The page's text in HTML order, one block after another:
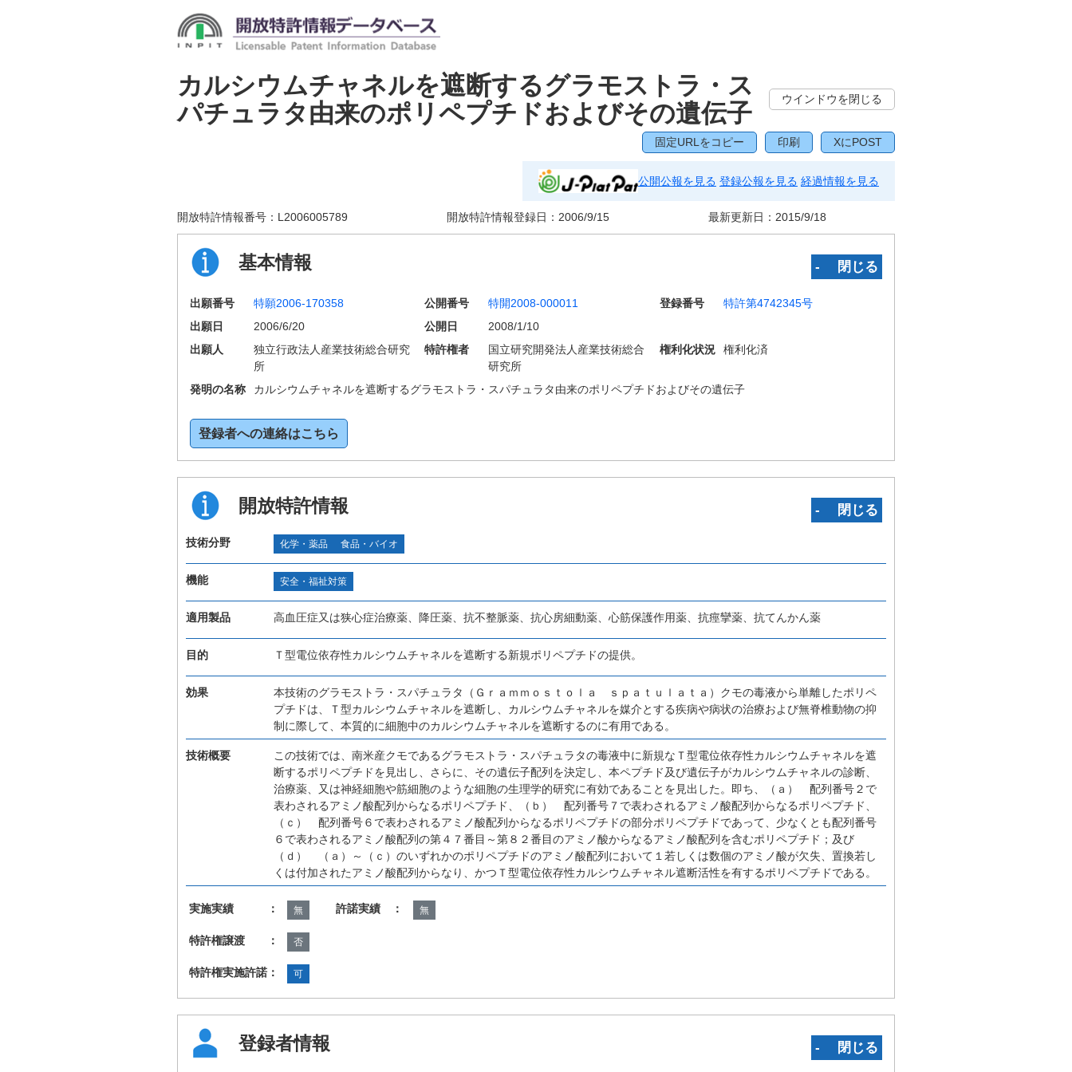
カルシウムチャネルを遮断するグラモストラ・ス
パチュラタ由来のポリペプチドおよびその遺伝子
ウインドウを閉じる
固定URLをコピー 印刷 XにPOST
公開公報を見る 登録公報を見る 経過情報を見る
開放特許情報番号： L2006005789 開放特許情報登録日： 2006/9/15 最新更新日： 2015/9/18
基本情報 ‐ 閉じる
出願番号 特願2006-170358 公開番号 特開2008-000011 登録番号
特許第4742345号
出願日
2006/6/20 公開日
2008/1/10
出願人
独立行政法人産業技術総合研究
所
特許権者
国立研究開発法人産業技術総合
研究所
権利化状況 権利化済
発明の名称 カルシウムチャネルを遮断するグラモストラ・スパチュラタ由来のポリペプチドおよびその遺伝子
登録者への連絡はこちら
開放特許情報 ‐ 閉じる
技術分野 化学・薬品 食品・バイオ
機能 安全・福祉対策
適用製品 高血圧症又は狭心症治療薬、降圧薬、抗不整脈薬、抗心房細動薬、心筋保護作用薬、抗痙攣薬、抗てんかん薬
目的 Ｔ型電位依存性カルシウムチャネルを遮断する新規ポリペプチドの提供。
効果
本技術のグラモストラ・スパチュラタ（Ｇｒａｍｍｏｓｔｏｌａ ｓｐａｔｕｌａｔａ）クモの毒液から単離したポリペ
プチドは、Ｔ型カルシウムチャネルを遮断し、カルシウムチャネルを媒介とする疾病や病状の治療および無脊椎動物の抑
制に際して、本質的に細胞中のカルシウムチャネルを遮断するのに有用である。
技術概要
この技術では、南米産クモであるグラモストラ・スパチュラタの毒液中に新規なＴ型電位依存性カルシウムチャネルを遮
断するポリペプチドを見出し、さらに、その遺伝子配列を決定し、本ペプチド及び遺伝子がカルシウムチャネルの診断、
治療薬、又は神経細胞や筋細胞のような細胞の生理学的研究に有効であることを見出した。即ち、（ａ） 配列番号２で
表わされるアミノ酸配列からなるポリペプチド、（ｂ） 配列番号７で表わされるアミノ酸配列からなるポリペプチド、
（ｃ） 配列番号６で表わされるアミノ酸配列からなるポリペプチドの部分ポリペプチドであって、少なくとも配列番号
６で表わされるアミノ酸配列の第４７番目～第８２番目のアミノ酸からなるアミノ酸配列を含むポリペプチド；及び
（ｄ） （ａ）～（ｃ）のいずれかのポリペプチドのアミノ酸配列において１若しくは数個のアミノ酸が欠失、置換若し
くは付加されたアミノ酸配列からなり、かつＴ型電位依存性カルシウムチャネル遮断活性を有するポリペプチドである。
実施実績 ： 無 許諾実績 ： 無
特許権譲渡 ： 否
特許権実施許諾： 可
登録者情報 ‐ 閉じる